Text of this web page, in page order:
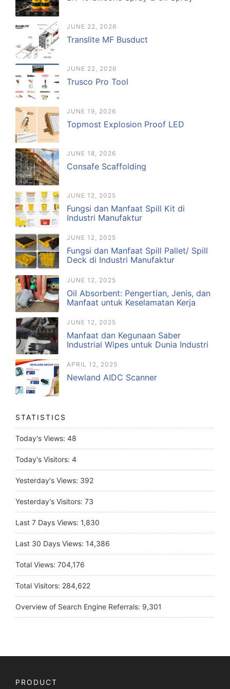
JUNE 22, 2026
Translite MF Busduct
JUNE 22, 2026
Trusco Pro Tool
JUNE 19, 2026
Topmost Explosion Proof LED
JUNE 18, 2026
Consafe Scaffolding
JUNE 12, 2025
Fungsi dan Manfaat Spill Kit di
Industri Manufaktur
JUNE 12, 2025
Fungsi dan Manfaat Spill Pallet/ Spill
Deck di Industri Manufaktur
JUNE 12, 2025
Oil Absorbent: Pengertian, Jenis, dan
Manfaat untuk Keselamatan Kerja
JUNE 12, 2025
Manfaat dan Kegunaan Saber
Industrial Wipes untuk Dunia Industri
APRIL 12, 2025
Newland AIDC Scanner
STATISTICS
Today's Views: 48
Today's Visitors: 4
Yesterday's Views: 392
Yesterday's Visitors: 73
Last 7 Days Views: 1,830
Last 30 Days Views: 14,386
Total Views: 704,176
Total Visitors: 284,622
Overview of Search Engine Referrals: 9,301
PRODUCT